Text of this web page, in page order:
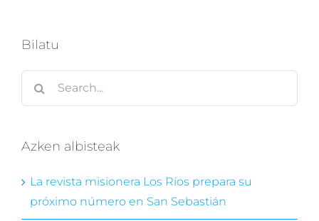
Bilatu
Azken albisteak
La revista misionera Los Ríos prepara su
próximo número en San Sebastián